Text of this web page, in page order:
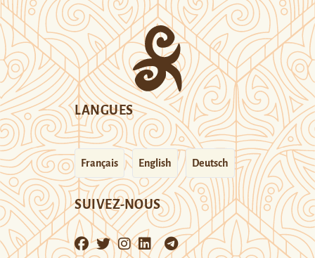
LANGUES
Français English Deutsch
SUIVEZ-NOUS